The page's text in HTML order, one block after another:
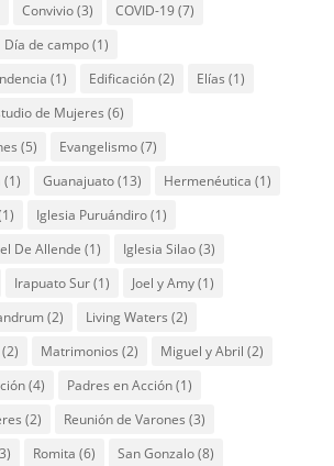
Convivio(3) COVID-19(7)
Día de campo(1)
(1) Edificación(2) Elías (1)
de Mujeres (6)
(5) Evangelismo(7)
(1) Guanajuato(13) Hermenéutica (1)
Iglesia Puruándiro(1)
De Allende (1) Iglesia Silao(3)
Irapuato Sur(1) Joel y Amy(1)
(2) Living Waters (2)
(2) Matrimonios (2) Miguel y Abril (2)
(4) Padres en Acción(1)
(2) Reunión de Varones (3)
Romita (6) San Gonzalo(8)